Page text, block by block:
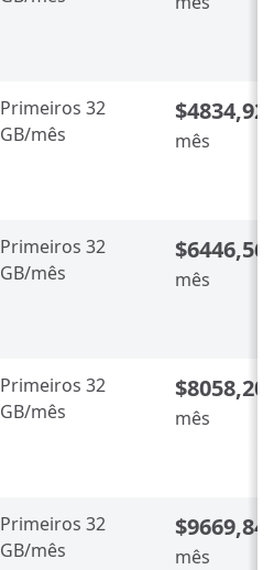
Primeiros 32
GB/mês
mês
Primeiros 32
GB/mês
mês
Primeiros 32
GB/mês
mês
Primeiros 32
GB/mês
mês